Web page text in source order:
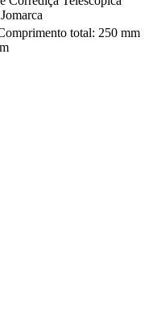
total: 250 mm